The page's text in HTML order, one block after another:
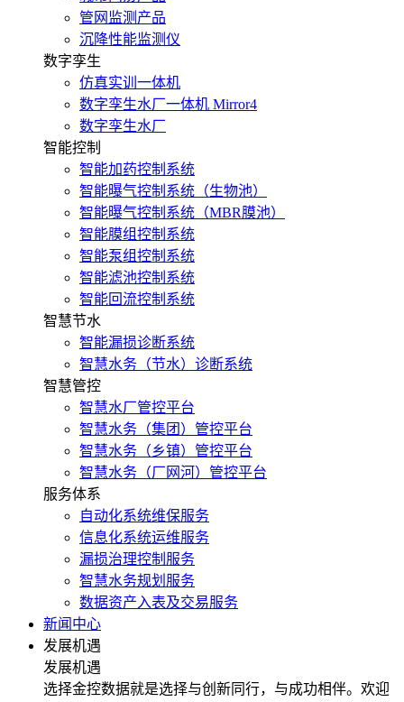
管网监测产品
沉降性能监测仪
数字孪生
仿真实训一体机
数字孪生水厂一体机 Mirror4
数字孪生水厂
智能控制
智能加药控制系统
智能曝气控制系统（生物池）
智能曝气控制系统（MBR膜池）
智能膜组控制系统
智能泵组控制系统
智能滤池控制系统
智能回流控制系统
智慧节水
智能漏损诊断系统
智慧水务（节水）诊断系统
智慧管控
智慧水厂管控平台
智慧水务（集团）管控平台
智慧水务（乡镇）管控平台
智慧水务（厂网河）管控平台
服务体系
自动化系统维保服务
信息化系统运维服务
漏损治理控制服务
智慧水务规划服务
数据资产入表及交易服务
新闻中心
发展机遇
发展机遇
选择金控数据就是选择与创新同行，与成功相伴。欢迎